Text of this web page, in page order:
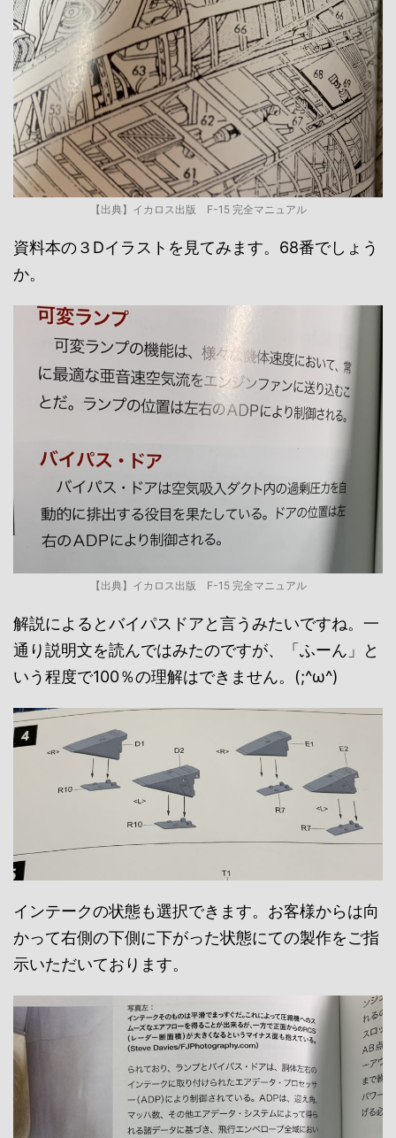
【出典】イカロス出版 F-15 完全マニュアル
資料本の３Dイラストを見てみます。68番でしょう
か。
【出典】イカロス出版 F-15 完全マニュアル
解説によるとバイパスドアと言うみたいですね。一
通り説明文を読んではみたのですが、「ふーん」と
いう程度で100％の理解はできません。(;^ω^)
インテークの状態も選択できます。お客様からは向
かって右側の下側に下がった状態にての製作をご指
示いただいております。